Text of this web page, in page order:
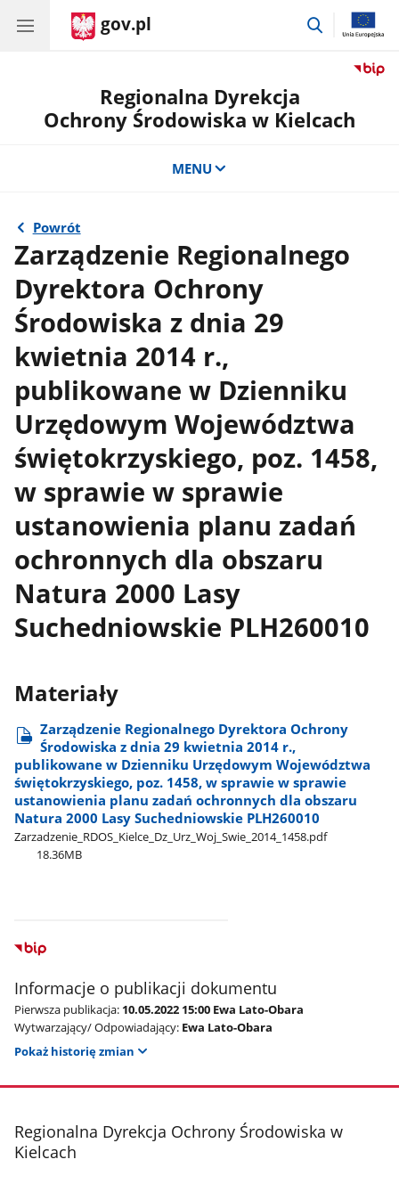
gov.pl
przejdź
Regionalna Dyrekcja
Ochrony Środowiska w Kielcach
MENU
Powrót
Zarządzenie Regionalnego
Dyrektora Ochrony
Środowiska z dnia 29
kwietnia 2014 r.,
publikowane w Dzienniku
Urzędowym Województwa
świętokrzyskiego, poz. 1458,
w sprawie w sprawie
ustanowienia planu zadań
ochronnych dla obszaru
Natura 2000 Lasy
Suchedniowskie PLH260010
Materiały
Zarządzenie Regionalnego Dyrektora Ochrony
Środowiska z dnia 29 kwietnia 2014 r.,
publikowane w Dzienniku Urzędowym Województwa
świętokrzyskiego, poz. 1458, w sprawie w sprawie
ustanowienia planu zadań ochronnych dla obszaru
Natura 2000 Lasy Suchedniowskie PLH260010
Zarzadzenie​_RDOS​_Kielce​_Dz​_Urz​_Woj​_Swie​_2014​_1458.pdf
18.36MB
Informacje o publikacji dokumentu
Pierwsza publikacja: 10.05.2022 15:00 Ewa Lato-Obara
Wytwarzający/ Odpowiadający: Ewa Lato-Obara
Pokaż historię zmian
stopka
Regionalna Dyrekcja Ochrony Środowiska w
Kielcach